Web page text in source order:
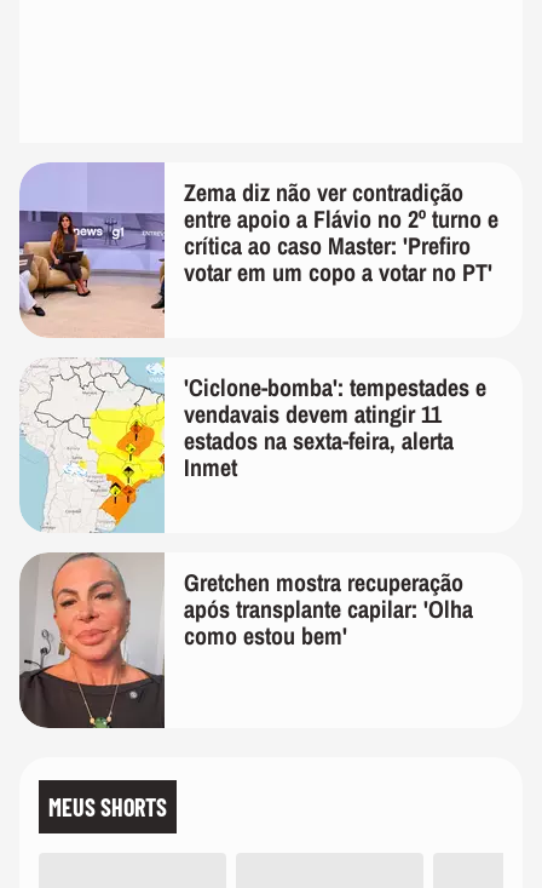
Zema diz não ver contradição
entre apoio a Flávio no 2º turno e
crítica ao caso Master: 'Prefiro
votar em um copo a votar no PT'
'Ciclone-bomba': tempestades e
vendavais devem atingir 11
estados na sexta-feira, alerta
Inmet
Gretchen mostra recuperação
após transplante capilar: 'Olha
como estou bem'
MEUS SHORTS